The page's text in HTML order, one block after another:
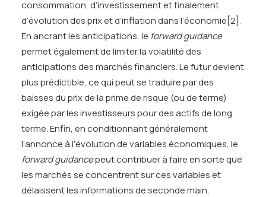
consommation, d’investissement et finalement
d’évolution des prix et d’inflation dans l’économie[2].
En ancrant les anticipations, le forward guidance
permet également de limiter la volatilité des
anticipations des marchés financiers. Le futur devient
plus prédictible, ce qui peut se traduire par des
baisses du prix de la prime de risque (ou de terme)
exigée par les investisseurs pour des actifs de long
terme. Enfin, en conditionnant généralement
l’annonce à l’évolution de variables économiques, le
forward guidancepeut contribuer à faire en sorte que
les marchés se concentrent sur ces variables et
délaissent les informations de seconde main,